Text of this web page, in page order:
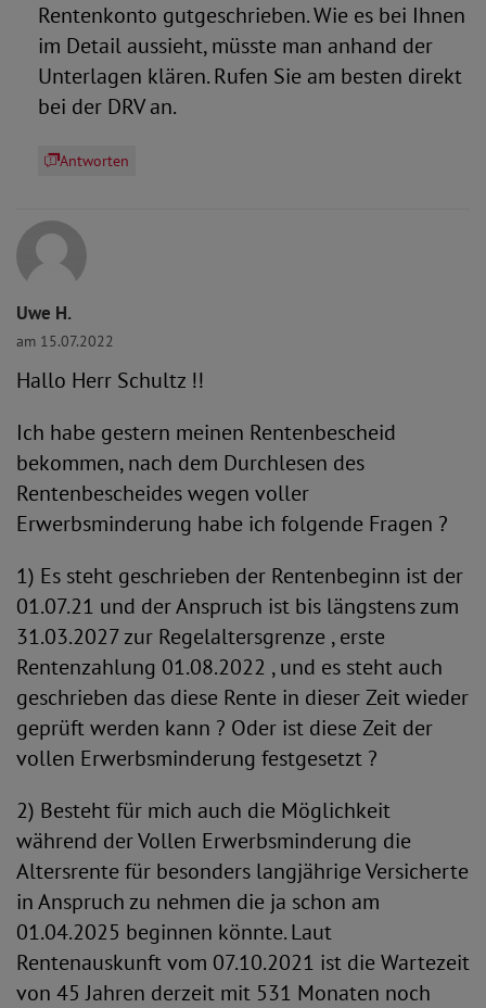
Rentenkonto gutgeschrieben. Wie es bei Ihnen
im Detail aussieht, müsste man anhand der
Unterlagen klären. Rufen Sie am besten direkt
bei der DRV an.
Antworten
Uwe H.
am 15.07.2022
Hallo Herr Schultz !!
Ich habe gestern meinen Rentenbescheid
bekommen, nach dem Durchlesen des
Rentenbescheides wegen voller
Erwerbsminderung habe ich folgende Fragen ?
1) Es steht geschrieben der Rentenbeginn ist der
01.07.21 und der Anspruch ist bis längstens zum
31.03.2027 zur Regelaltersgrenze , erste
Rentenzahlung 01.08.2022 , und es steht auch
geschrieben das diese Rente in dieser Zeit wieder
geprüft werden kann ? Oder ist diese Zeit der
vollen Erwerbsminderung festgesetzt ?
2) Besteht für mich auch die Möglichkeit
während der Vollen Erwerbsminderung die
Altersrente für besonders langjährige Versicherte
in Anspruch zu nehmen die ja schon am
01.04.2025 beginnen könnte. Laut
Rentenauskunft vom 07.10.2021 ist die Wartezeit
von 45 Jahren derzeit mit 531 Monaten noch